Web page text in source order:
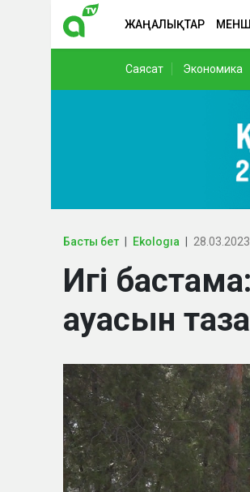
ЖАҢАЛЫҚТАР
Саясат Экономика
Басты бет Ekologıa
Игі
ауасын